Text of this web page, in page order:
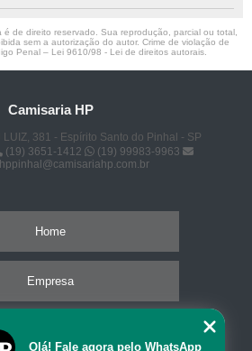
de direito reservado. Sua reprodução, parcial ou total,
sem a autorização do autor. Crime de violação de
Penal – Lei 9610/98 - Lei de direitos autorais
Camisaria HP
LUIZ, 381 - Espírito Santo do Pinhal - SP
(19) 3651-1412
(19) 99983-9963
Home
Empresa
Olá! Fale agora pelo WhatsApp